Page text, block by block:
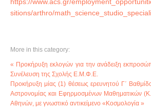
sitions/arthro/
More in this category:
« Προκήρυξη εκλογών για την ανάδειξη
Συνέλευση της Σχολής Ε.Μ.Φ.Ε.
Προκήρυξη μίας (1) θέσεως ερευνητού Γ΄
Αστρονομίας και Εφηρμοσμένων Μαθηματικών
Αθηνών, με γνωστικό αντικείμενο «Κοσμολογία »